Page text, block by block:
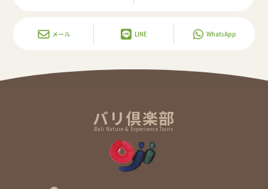
メール LINE WhatsApp
バリ倶楽部
Bali Nature & Experience Tours